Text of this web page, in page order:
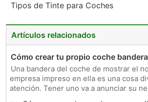
Tipos de Tinte para Coches
Artículos relacionados
Cómo crear tu propio coche bandera
Una bandera del coche de mostrar el
empresa impreso en ella es una cosa
atención. Tener uno va a anunciar su